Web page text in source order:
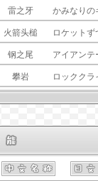
雷之牙 かみなりの
火箭头槌 ロケットず
钢之尾 アイアンテ
攀岩 ロッククラ